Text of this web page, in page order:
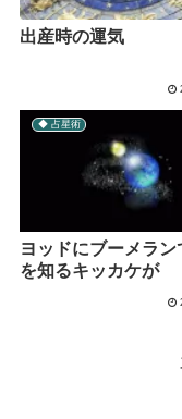
出産時の運気
◆ 占星術
ヨッドにブーメラン
を知るキッカケが